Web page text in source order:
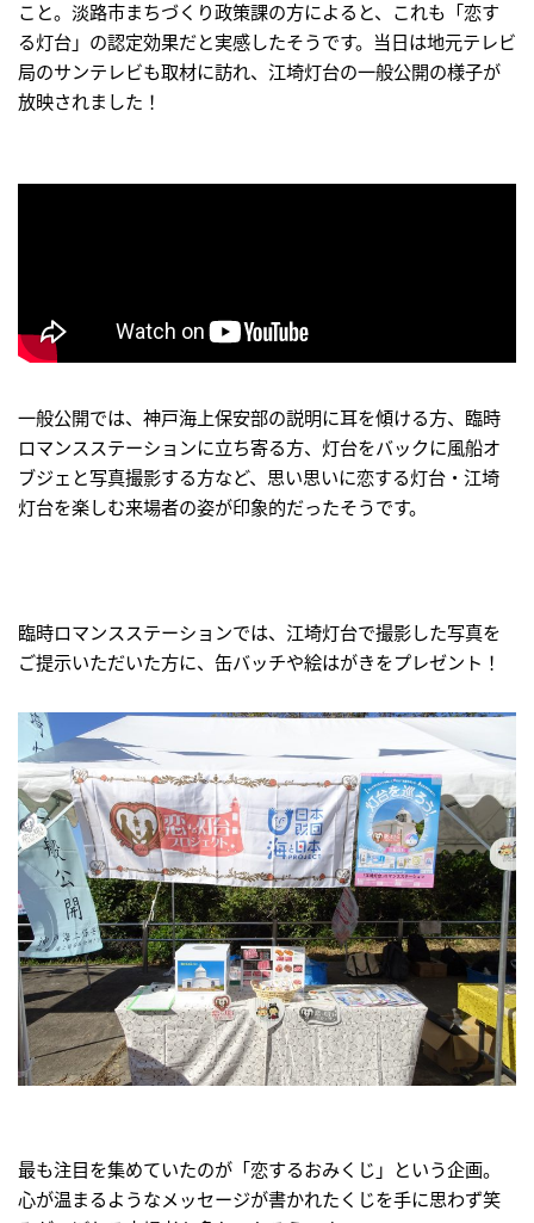
こと。淡路市まちづくり政策課の方によると、これも「恋す
る灯台」の認定効果だと実感したそうです。当日は地元テレビ
局のサンテレビも取材に訪れ、江埼灯台の一般公開の様子が
放映されました！
一般公開では、神戸海上保安部の説明に耳を傾ける方、臨時
ロマンスステーションに立ち寄る方、灯台をバックに風船オ
ブジェと写真撮影する方など、思い思いに恋する灯台・江埼
灯台を楽しむ来場者の姿が印象的だったそうです。
臨時ロマンスステーションでは、江埼灯台で撮影した写真を
ご提示いただいた方に、缶バッチや絵はがきをプレゼント！
最も注目を集めていたのが「恋するおみくじ」という企画。
心が温まるようなメッセージが書かれたくじを手に思わず笑